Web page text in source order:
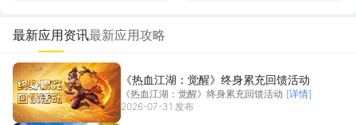
最新应用资讯最新应用攻略
《热血江湖：觉醒》终⾝累充回馈活动
《热血江湖：觉醒》终⾝累充回馈活动 [详情]
2026-07-31 发布